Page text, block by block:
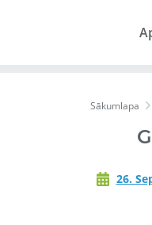
Sākumlapa
26.